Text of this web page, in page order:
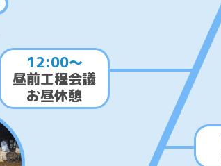
12:00～
昼前工程会議
お昼休憩